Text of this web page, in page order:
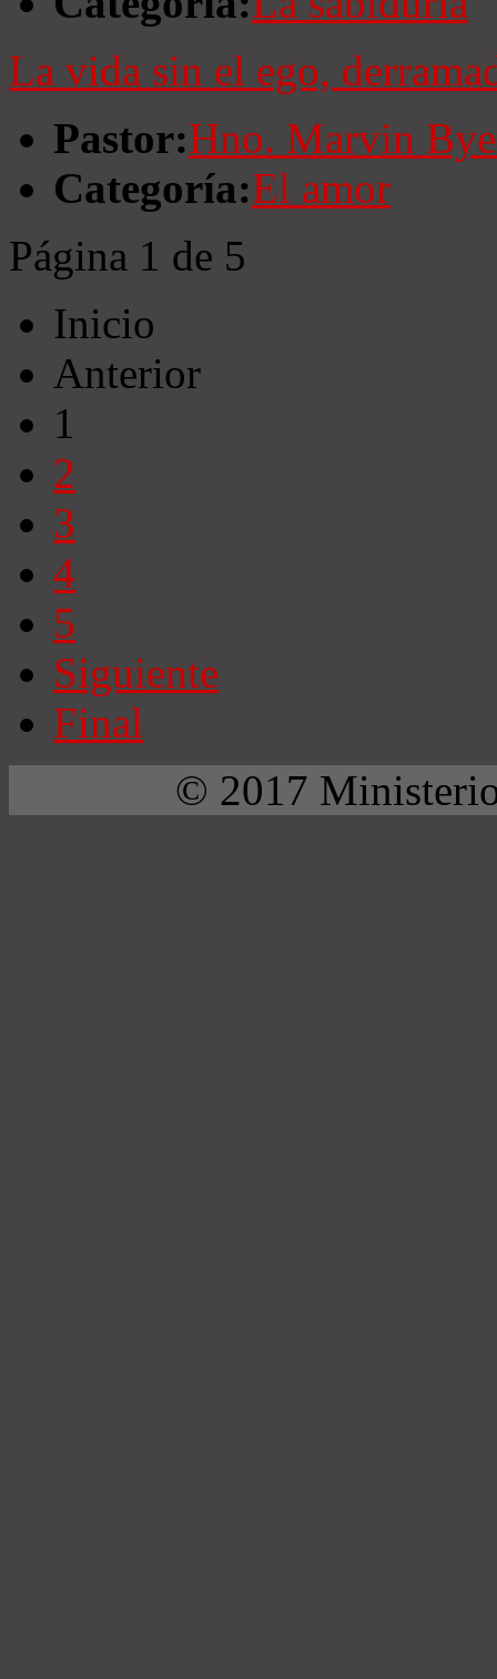
La vida sin el ego,
Pastor:Hno. Marvin
Categoría:El amor
Página 1 de 5
Inicio
Anterior
1
2
3
4
5
Siguiente
Final
© 2017